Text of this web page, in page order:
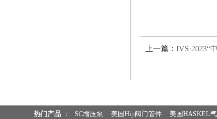
上一篇： IVS·2023“
热门产品 ： SC增压泵 美国Hip阀门管件 美国HASKEL